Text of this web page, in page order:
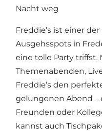
Nacht weg
Freddie’s ist einer
Ausgehsspots in
eine tolle Party triffst.
Themenabenden,
Freddie’s den
gelungenen Abend –
Freunden oder
kannst auch